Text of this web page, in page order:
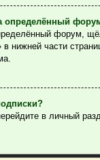
определённый
форум,
нижней части
в личный